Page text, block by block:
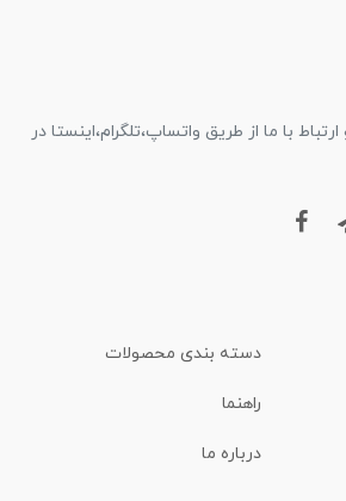
با ما از طریق واتساپ،تلگرام،اینستا در
دسته بندی محصولات
راهنما
درباره ما